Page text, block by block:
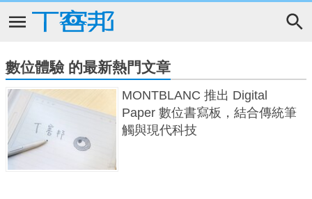
數位體驗 的最新熱門文章
MONTBLANC 推出 Digital
Paper 數位書寫板，結合傳統筆
觸與現代科技